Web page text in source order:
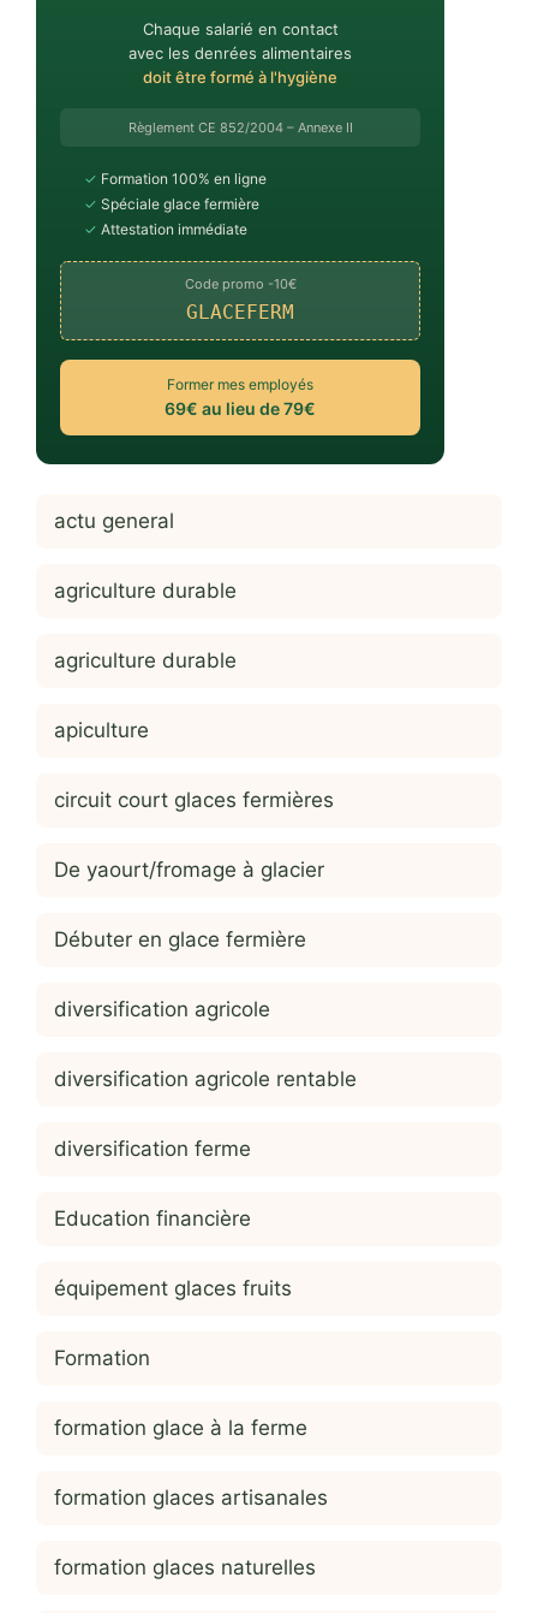
Chaque salarié en contact
avec les denrées alimentaires
doit être formé à l'hygiène
Règlement CE 852/2004 – Annexe II
✓ Formation 100% en ligne
✓ Spéciale glace fermière
✓ Attestation immédiate
Code promo -10€
GLACEFERM
Former mes employés
69€ au lieu de 79€
actu general
agriculture durable
agriculture durable
apiculture
circuit court glaces fermières
De yaourt/fromage à glacier
Débuter en glace fermière
diversification agricole
diversification agricole rentable
diversification ferme
Education financière
équipement glaces fruits
Formation
formation glace à la ferme
formation glaces artisanales
formation glaces naturelles